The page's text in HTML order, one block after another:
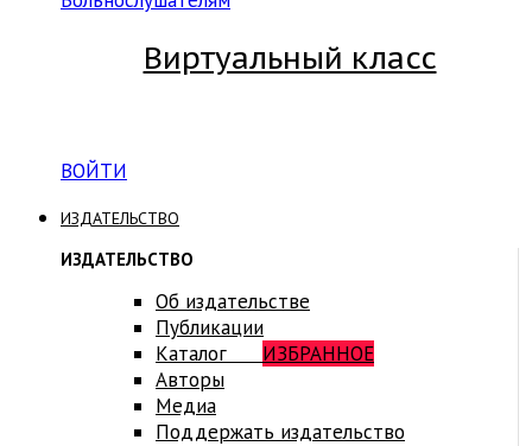
Виртуальный класс
ВОЙТИ
ИЗДАТЕЛЬСТВО
ИЗДАТЕЛЬСТВО
Об издательстве
Публикации
Каталог ИЗБРАННОЕ
Авторы
Медиа
Поддержать издательство